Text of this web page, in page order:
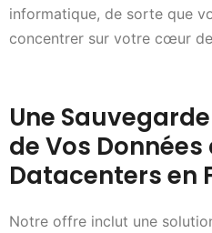
informatique, de sorte que
concentrer sur votre cœur
Une
de Vos
Datacenters en
Notre offre inclut une